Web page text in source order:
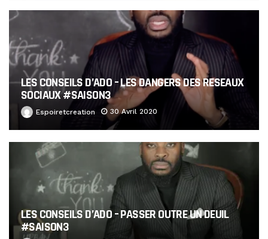
LES CONSEILS D’ADO – LES DANGERS DES RESEAUX
SOCIAUX #SAISON3
Espoiretcreation 30 Avril 2020
LES CONSEILS D’ADO – PASSER OUTRE UN DEUIL
#SAISON3